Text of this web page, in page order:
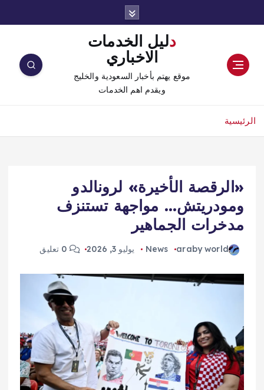
دليل الخدمات
الاخباري
موقع يهتم بأخبار السعودية والخليج
ويقدم اهم الخدمات
الرئيسية
«الرقصة الأخيرة» لرونالدو
ومودريتش… مواجهة تستنزف
مدخرات الجماهير
araby world
News يوليو 3, 2026